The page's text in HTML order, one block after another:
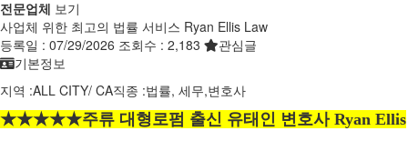
전문업체 보기
사업체 위한 최고의 법률 서비스 Ryan Ellis Law
등록일 : 07/29/2026 조회수 : 2,183
관심글
기본정보
지역 :ALL CITY/ CA직종 :법률, 세무,변호사
★★★★★주류 대형로펌 출신 유태인 변호사 Ryan Ellis